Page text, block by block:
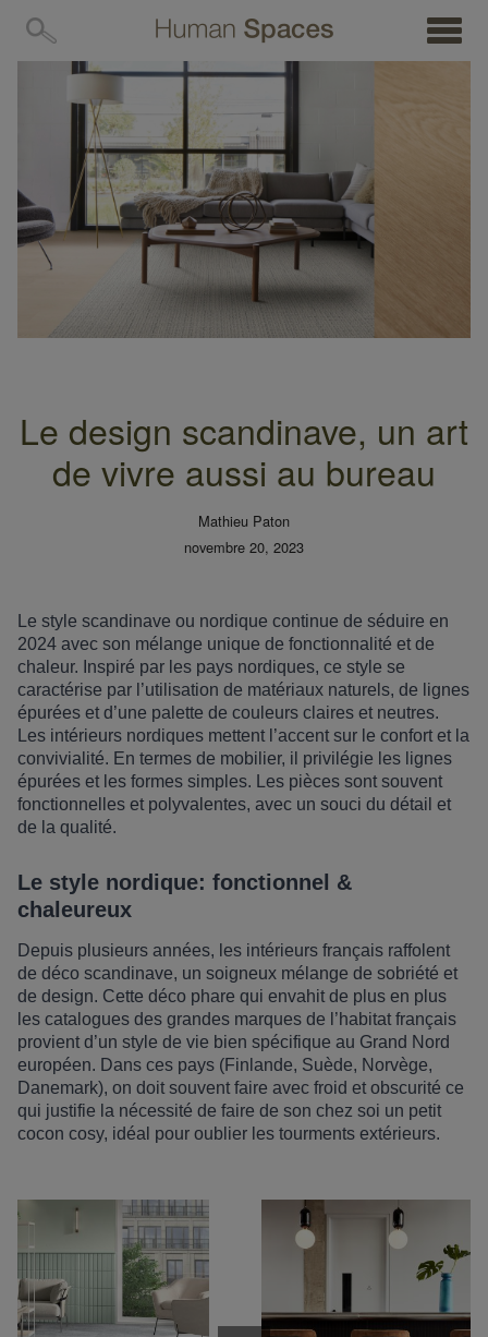
MENU
Le design scandinave, un art
de vivre aussi au bureau
Mathieu Paton
novembre 20, 2023
Le style scandinave ou nordique continue de séduire en
2024 avec son mélange unique de fonctionnalité et de
chaleur. Inspiré par les pays nordiques, ce style se
caractérise par l’utilisation de matériaux naturels, de lignes
épurées et d’une palette de couleurs claires et neutres.
Les intérieurs nordiques mettent l’accent sur le confort et la
convivialité. En termes de mobilier, il privilégie les lignes
épurées et les formes simples. Les pièces sont souvent
fonctionnelles et polyvalentes, avec un souci du détail et
de la qualité.
Le style nordique: fonctionnel &
chaleureux
Depuis plusieurs années, les intérieurs français raffolent
de déco scandinave, un soigneux mé lange de sobriété et
de design. Cette déco phare qui envahit de plus en plus
les catalogues des grandes marques de l ’habitat français
provient d’un style de vie bien spécifique au Grand Nord
européen. Dans ces pays (Finlande, Suède, Norvège,
Danemark), on doit souvent faire avec froid et obscurité ce
qui justifie la nécessité de faire de son chez soi un petit
cocon cosy, idéal pour oublier les tourments extérieurs.
Projet :